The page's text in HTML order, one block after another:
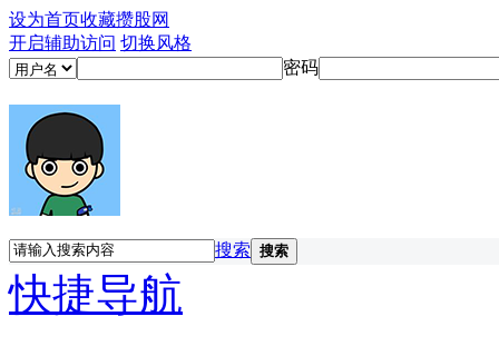
设为首页收藏攒股网
开启辅助访问 切换风格
密码
搜索 搜索
快捷导航